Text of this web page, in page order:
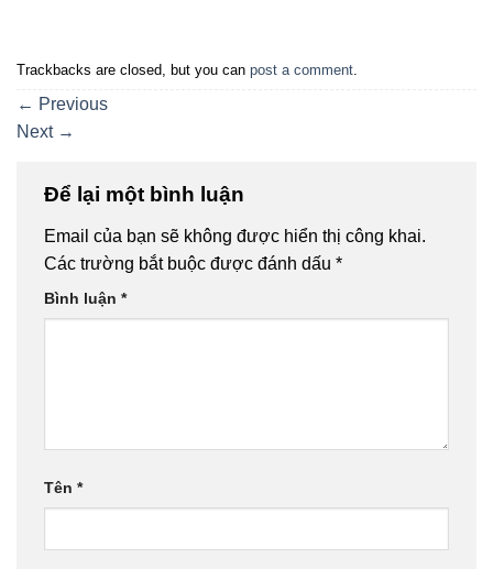
Trackbacks are closed, but you can post a comment
← Previous
Next →
Để lại một bình luận
Email của bạn sẽ không được hiển thị công khai.
Các trường bắt buộc được đánh dấu *
Bình luận *
Tên *